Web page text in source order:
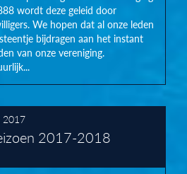
wordt deze geleid door
We hopen dat al onze leden
bijdragen aan het instant
van onze vereniging.
2017
2017-2018